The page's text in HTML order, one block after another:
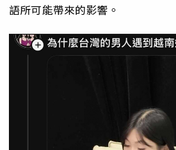
語所可能帶來的影響。